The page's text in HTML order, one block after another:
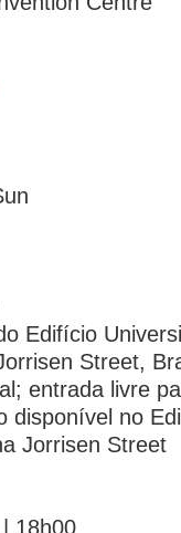
Edifício
Street,
entrada livre
disponível no
Jorrisen Street
18h00